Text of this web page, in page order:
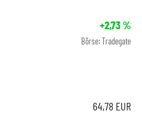
+2,73%
Börse: Tradegate
64,78 EUR